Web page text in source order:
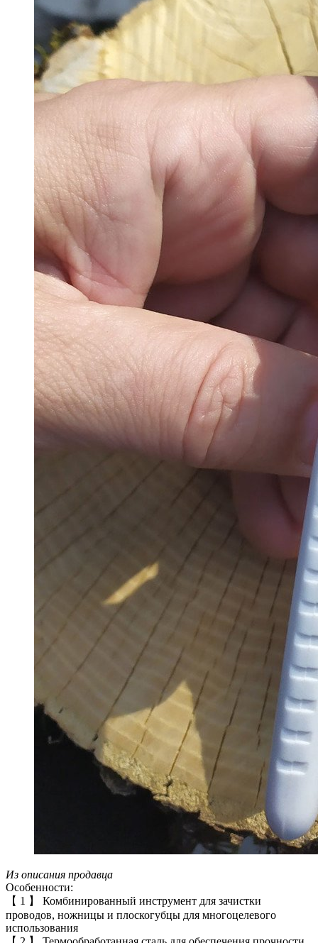
Из описания продавца
Особенности:
【 1 】 Комбинированный инструмент для зачистки
проводов, ножницы и плоскогубцы для многоцелевого
использования